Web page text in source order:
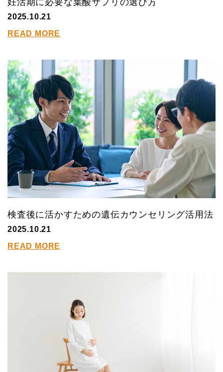
2025.10.21
READ MORE
検査後に活かすための遺伝カウンセリング活用法
2025.10.21
READ MORE